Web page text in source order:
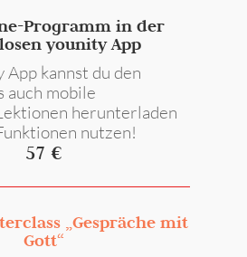
Programm in der
younity App
kannst du den
auch mobile
herunterladen
nutzen!
57 €
„Gespräche mit
Gott“